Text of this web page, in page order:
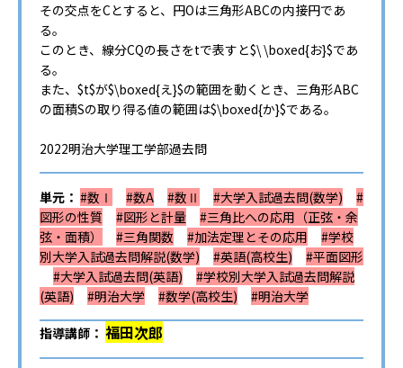
その交点をCとすると、円Oは三角形ABCの内接円であ
る。
このとき、線分CQの長さをtで表すと$\ \boxed{お}$であ
る。
また、$t$が$\boxed{え}$の範囲を動くとき、三角形ABC
の面積Sの取り得る値の範囲は$\boxed{か}$である。
2022明治大学理工学部過去問
単元： #数Ⅰ #数A #数Ⅱ #大学入試過去問(数学)
#
図形の性質
#図形と計量
#三角比への応用（正弦・余
弦・面積）
#三角関数 #加法定理とその応用
#学校
別大学入試過去問解説(数学)
#英語(高校生)
#平面図形
#大学入試過去問(英語)
#学校別大学入試過去問解説
(英語)
#明治大学 #数学(高校生) #明治大学
指導講師： 福田次郎